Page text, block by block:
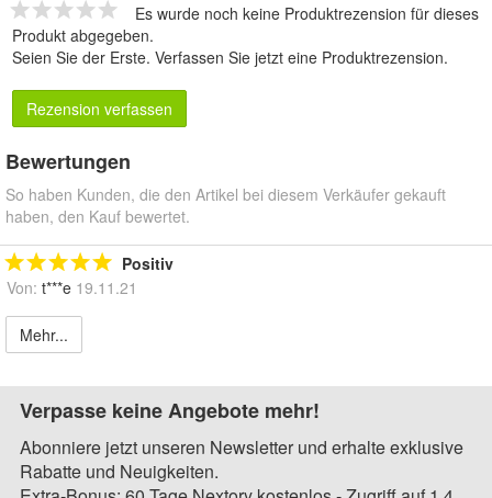
Es wurde noch keine Produktrezension für dieses
Produkt abgegeben.
Seien Sie der Erste. Verfassen Sie jetzt eine Produktrezension.
Rezension verfassen
Bewertungen
So haben Kunden, die den Artikel bei diesem Verkäufer gekauft
haben, den Kauf bewertet.
Positiv
Von: t***e 19.11.21
Mehr...
Verpasse keine Angebote mehr!
Abonniere jetzt unseren Newsletter und erhalte exklusive
Rabatte und Neuigkeiten.